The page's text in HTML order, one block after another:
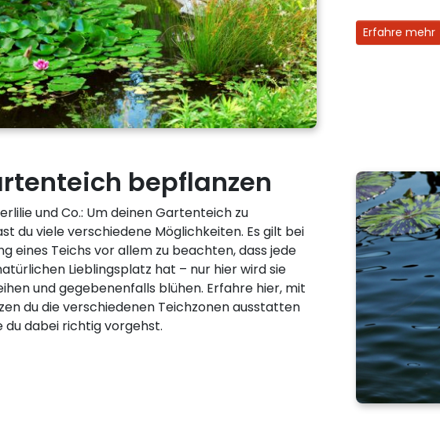
Erfahre mehr
bepflanzen
und Co.: Um deinen Gartenteich zu
du viele verschiedene Möglichkeiten. Es gilt bei
eines Teichs vor allem zu beachten, dass jede
Lieblingsplatz hat – nur hier wird sie
und gegebenenfalls blühen. Erfahre hier, mit
du die verschiedenen Teichzonen ausstatten
du dabei richtig vorgehst.